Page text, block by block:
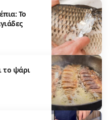
Το
το ψάρι